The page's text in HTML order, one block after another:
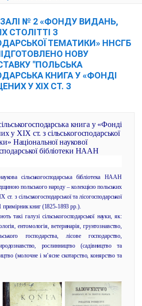
№ 2 «ФОНДУ ВИДАНЬ,
СТОЛІТТІ З
ТЕМАТИКИ» ННСГБ
НОВУ
"ПОЛЬСЬКА
КНИГА У «ФОНДІ
У ХІХ СТ. З
книга у «Фонді
у ХІХ ст. з сільськогосподарської
Національної наукової
бібліотеки НААН
сільськогосподарська бібліотека НААН
польського народу – колекцією польських
з сільськогосподарської та лісогосподарської
примірник книг (1825-1893 рр.).
такі галузі сільськогосподарської науки, як:
ентомологія, ветеринарія, грунтознавство,
господарства, лісове господарство,
рослинництво (садівництво та
(молочне і м’ясне скотарство, конярство та